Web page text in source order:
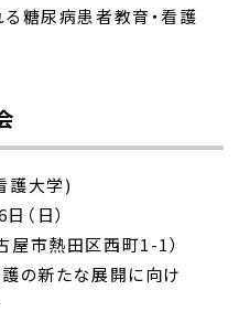
る糖尿病患者教育・看護
護大学)
（日）
屋市熱田区西町1-1）
護の新たな展開に向け